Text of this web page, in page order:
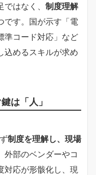
はなく、 制度理解
です。国が示す「電
準コード対応」など
込めるスキルが求め
は「人」
制度を理解し、現場
外部のベンダーやコ
対応が形骸化し、現